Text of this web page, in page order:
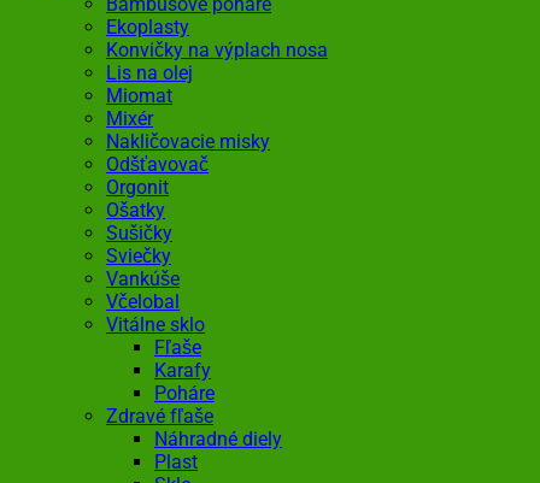
Bambusové poháre
Ekoplasty
Konvičky na výplach nosa
Lis na olej
Miomat
Mixér
Nakličovacie misky
Odšťavovač
Orgonit
Ošatky
Sušičky
Sviečky
Vankúše
Včelobal
Vitálne sklo
Fľaše
Karafy
Poháre
Zdravé fľaše
Náhradné diely
Plast